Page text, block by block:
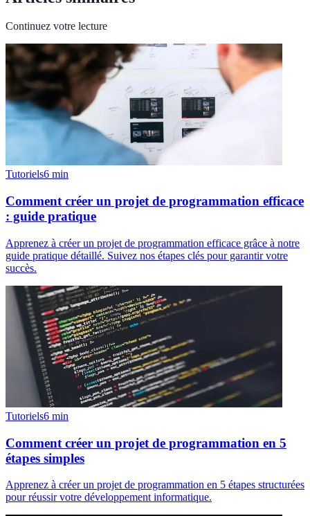
Continuez votre lecture
Tutoriels6 min
Comment créer un projet de programmation efficace
: guide pratique
Apprenez à créer un projet de programmation efficace grâce à notre
guide pratique détaillé. Suivez nos étapes clés pour garantir votre
succès.
Tutoriels6 min
Comment créer un projet de programmation en 5
étapes simples
Apprenez à créer un projet de programmation en 5 étapes structurées
pour réussir votre développement informatique.